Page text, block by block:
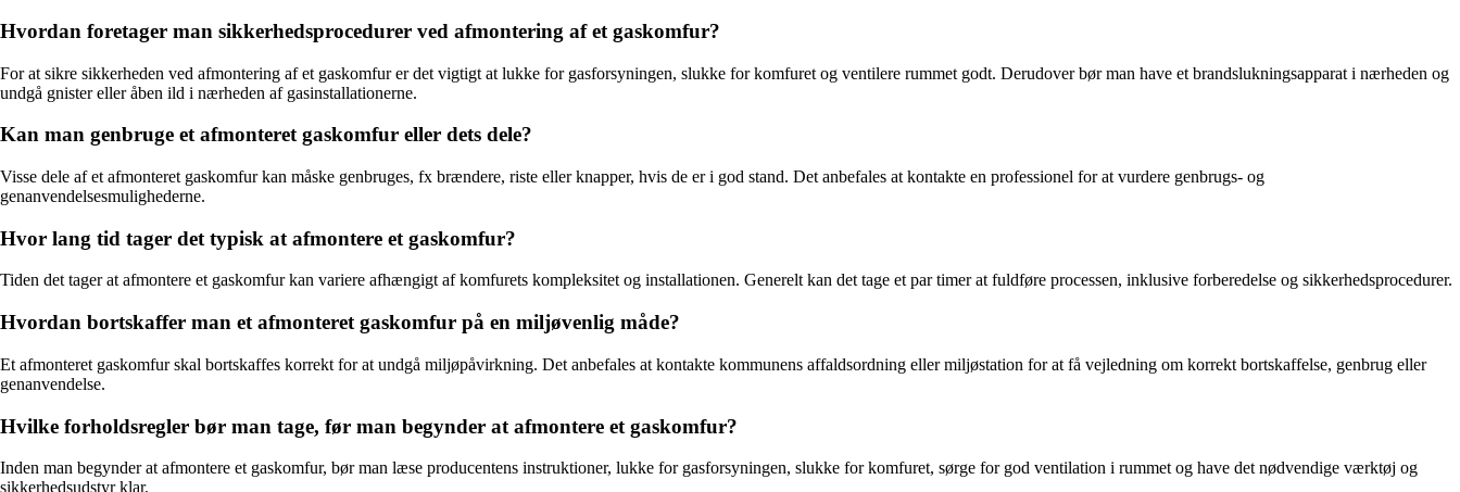
Hvordan foretager man sikkerhedsprocedurer ved afmontering af et gaskomfur?
For at sikre sikkerheden ved afmontering af et gaskomfur er det vigtigt at lukke for gasforsyningen, slukke for komfuret og ventilere rummet godt. Derudover bør man have et brandslukningsapparat i nærheden og
undgå gnister eller åben ild i nærheden af gasinstallationerne.
Kan man genbruge et afmonteret gaskomfur eller dets dele?
Visse dele af et afmonteret gaskomfur kan måske genbruges, fx brændere, riste eller knapper, hvis de er i god stand. Det anbefales at kontakte en professionel for at vurdere genbrugs- og
genanvendelsesmulighederne.
Hvor lang tid tager det typisk at afmontere et gaskomfur?
Tiden det tager at afmontere et gaskomfur kan variere afhængigt af komfurets kompleksitet og installationen. Generelt kan det tage et par timer at fuldføre processen, inklusive forberedelse og sikkerhedsprocedurer.
Hvordan bortskaffer man et afmonteret gaskomfur på en miljøvenlig måde?
Et afmonteret gaskomfur skal bortskaffes korrekt for at undgå miljøpåvirkning. Det anbefales at kontakte kommunens affaldsordning eller miljøstation for at få vejledning om korrekt bortskaffelse, genbrug eller
genanvendelse.
Hvilke forholdsregler bør man tage, før man begynder at afmontere et gaskomfur?
Inden man begynder at afmontere et gaskomfur, bør man læse producentens instruktioner, lukke for gasforsyningen, slukke for komfuret, sørge for god ventilation i rummet og have det nødvendige værktøj og
sikkerhedsudstyr klar.